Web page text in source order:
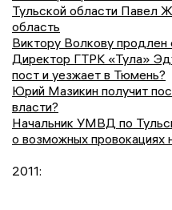
Тульской области Павел
область
Виктору Волкову
Директор ГТРК «Тула»
пост и уезжает в Тюмень?
Юрий Мазикин получит
власти?
Начальник УМВД по
о возможных провокациях
2011: